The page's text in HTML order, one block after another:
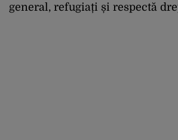
general, refugiați și respectă